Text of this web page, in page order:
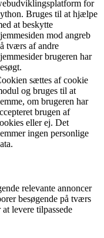
for
Bruges til at hjælpe
at beskytte
mod angreb
tværs af andre
brugeren har
sættes af cookie
og bruges til at
om brugeren har
brugen af
eller ej. Det
ingen personlige
relevante annoncer
besøgende på tværs
levere tilpassede